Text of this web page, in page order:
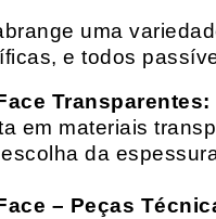
uma
e todos
Transparentes:
em materiais
da
– Peças